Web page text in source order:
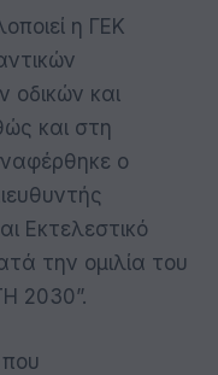
η ΓΕΚ
οδικών και
και στη
ο
Εκτελεστικό
την ομιλία του
2030”.